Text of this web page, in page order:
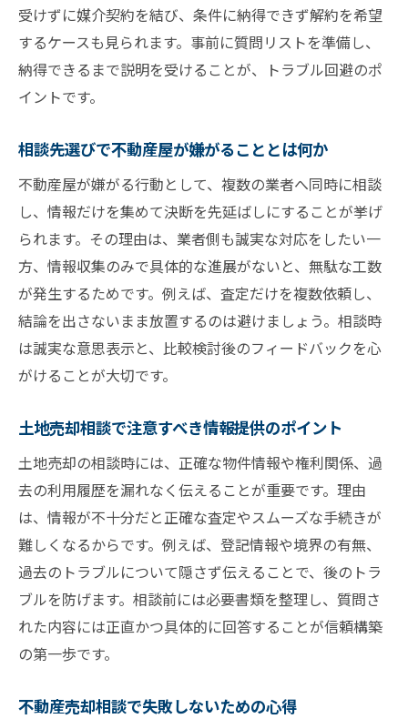
受けずに媒介契約を結び、条件に納得できず解約を希望
するケースも見られます。事前に質問リストを準備し、
納得できるまで説明を受けることが、トラブル回避のポ
イントです。
相談先選びで不動産屋が嫌がることとは何か
不動産屋が嫌がる行動として、複数の業者へ同時に相談
し、情報だけを集めて決断を先延ばしにすることが挙げ
られます。その理由は、業者側も誠実な対応をしたい一
方、情報収集のみで具体的な進展がないと、無駄な工数
が発生するためです。例えば、査定だけを複数依頼し、
結論を出さないまま放置するのは避けましょう。相談時
は誠実な意思表示と、比較検討後のフィードバックを心
がけることが大切です。
土地売却相談で注意すべき情報提供のポイント
土地売却の相談時には、正確な物件情報や権利関係、過
去の利用履歴を漏れなく伝えることが重要です。理由
は、情報が不十分だと正確な査定やスムーズな手続きが
難しくなるからです。例えば、登記情報や境界の有無、
過去のトラブルについて隠さず伝えることで、後のトラ
ブルを防げます。相談前には必要書類を整理し、質問さ
れた内容には正直かつ具体的に回答することが信頼構築
の第一歩です。
不動産売却相談で失敗しないための心得